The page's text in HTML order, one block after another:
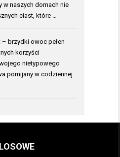
w naszych domach nie
ciast, które …
– brzydki owoc pełen
korzyści
nietypowego
pomijany w codziennej
LOSOWE